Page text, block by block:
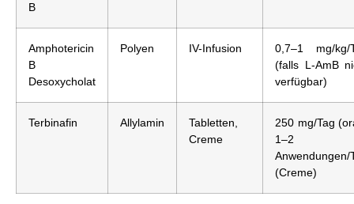
B
Amphotericin
B
Desoxycholat
Polyen IV-Infusion
0,7–1 mg/kg/
(falls L-AmB
verfügbar)
Terbinafin Allylamin
Tabletten,
Creme
250 mg/Tag
1–2
Anwendungen/
(Creme)